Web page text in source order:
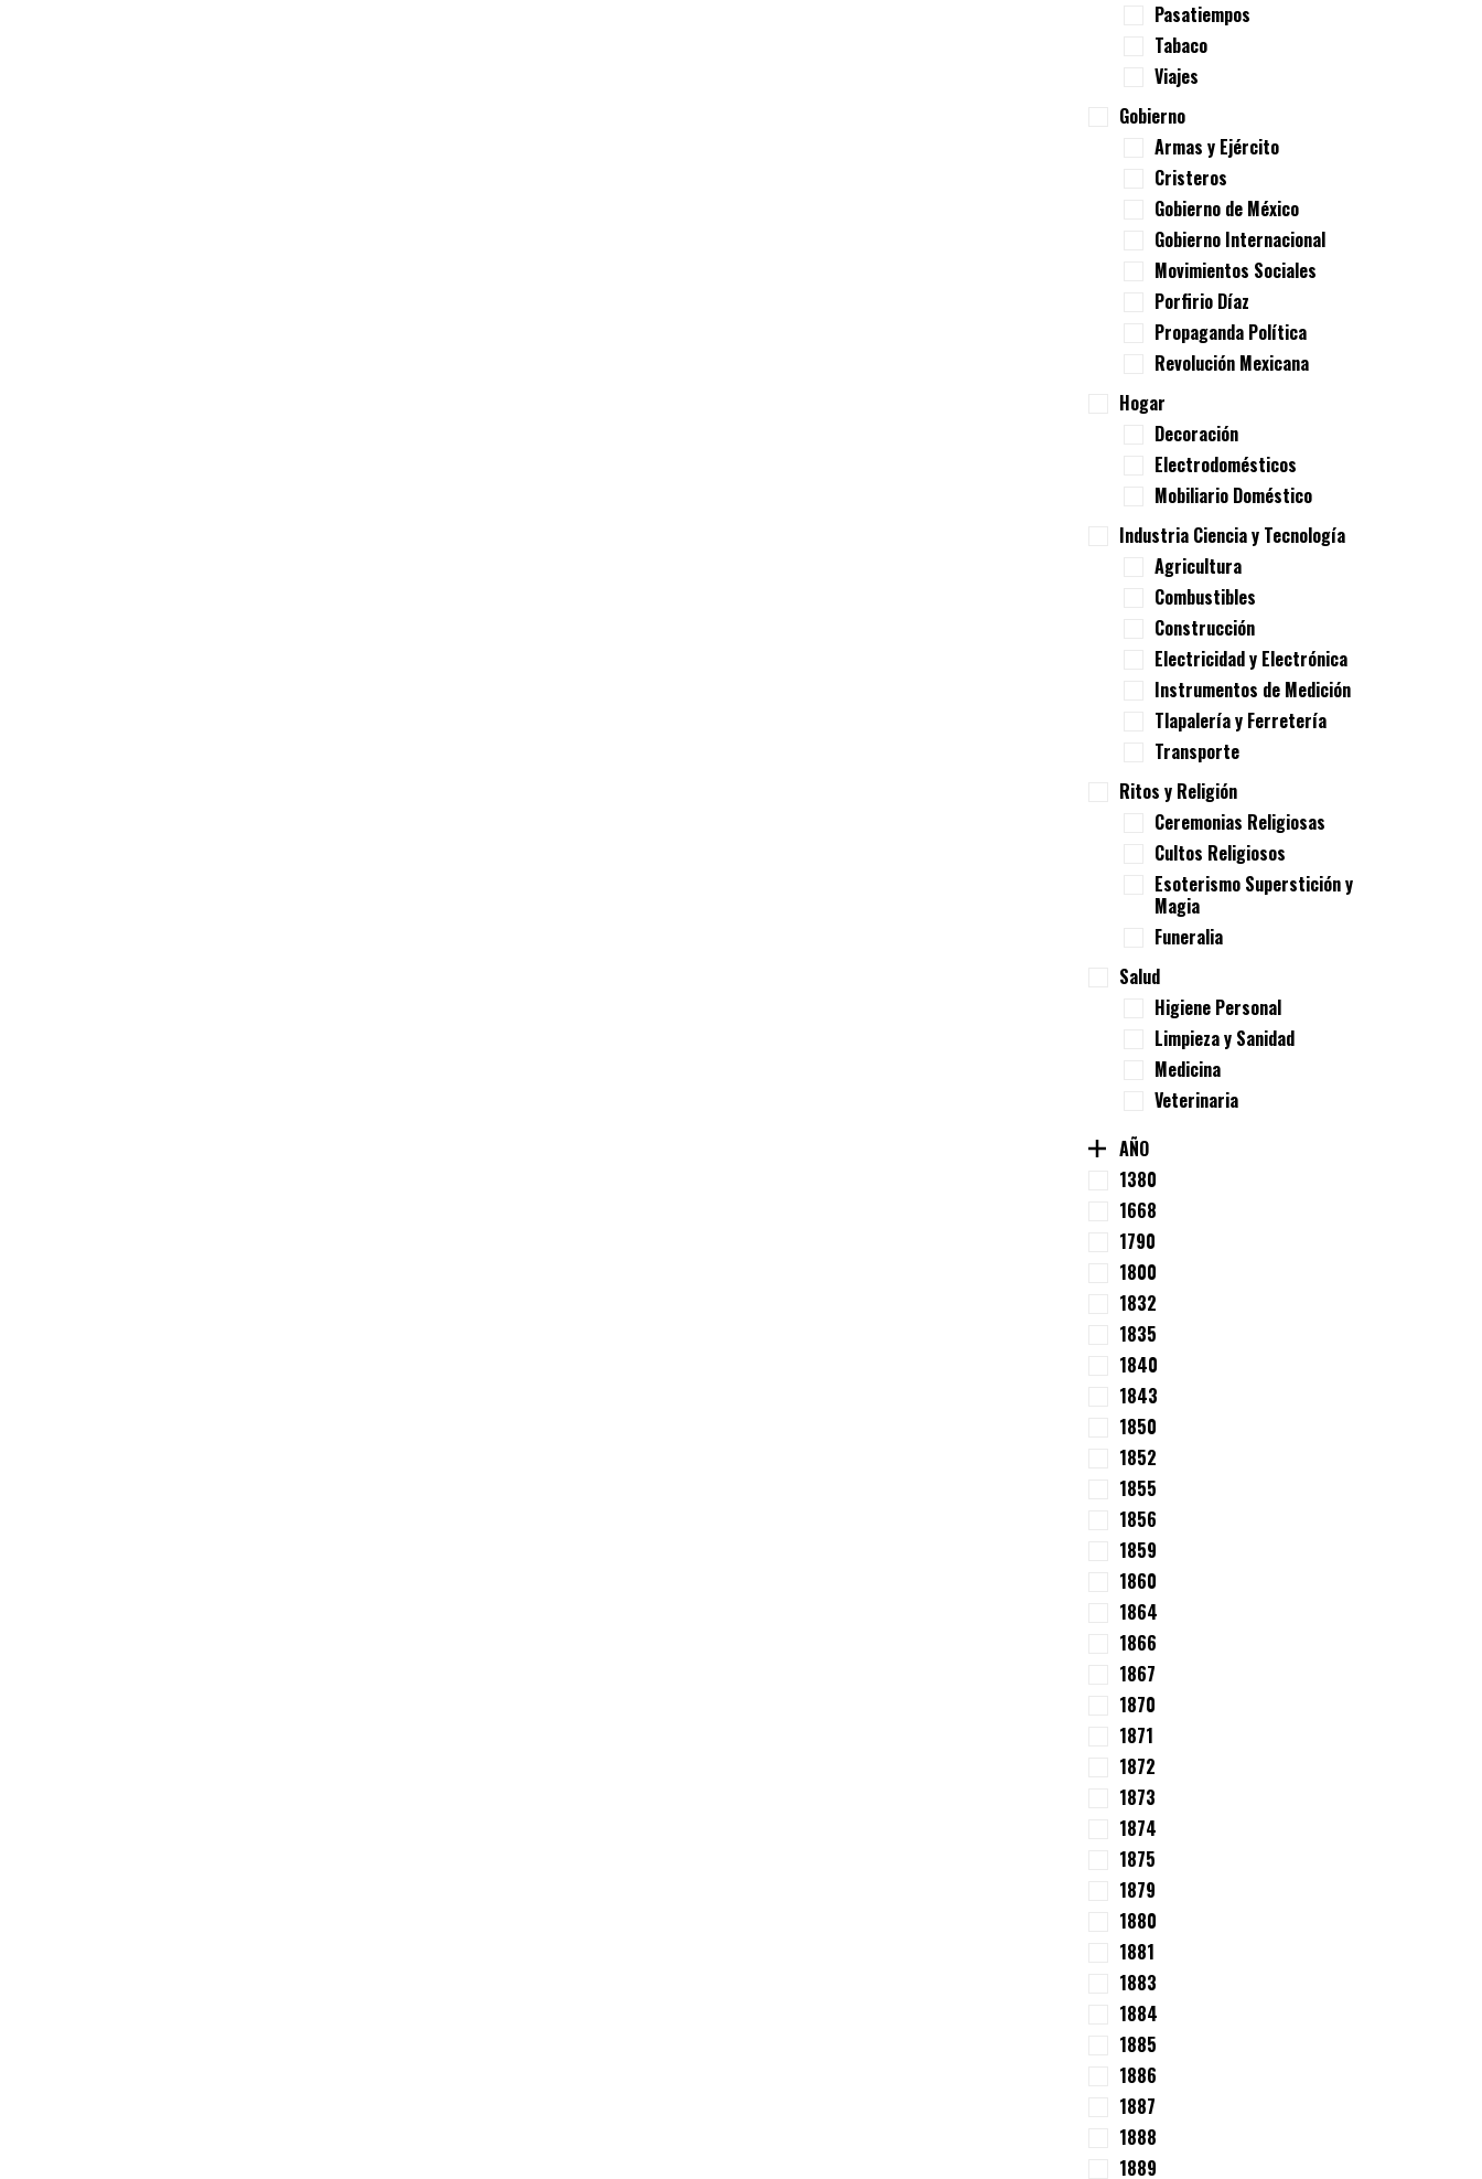
Pasatiempos
Tabaco
Viajes
Gobierno
Armas y Ejército
Cristeros
Gobierno de México
Gobierno Internacional
Movimientos Sociales
Porfirio Díaz
Propaganda Política
Revolución Mexicana
Hogar
Decoración
Electrodomésticos
Mobiliario Doméstico
Industria Ciencia y Tecnología
Agricultura
Combustibles
Construcción
Electricidad y Electrónica
Instrumentos de Medición
Tlapalería y Ferretería
Transporte
Ritos y Religión
Ceremonias Religiosas
Cultos Religiosos
Esoterismo Superstición y
Magia
Funeralia
Salud
Higiene Personal
Limpieza y Sanidad
Medicina
Veterinaria
AÑO
1380
1668
1790
1800
1832
1835
1840
1843
1850
1852
1855
1856
1859
1860
1864
1866
1867
1870
1871
1872
1873
1874
1875
1879
1880
1881
1883
1884
1885
1886
1887
1888
1889